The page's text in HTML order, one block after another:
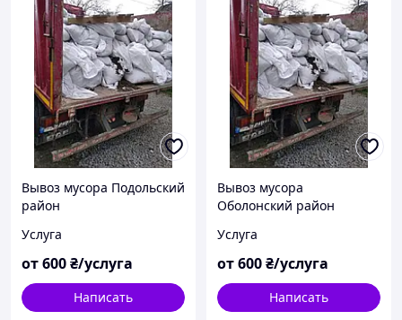
Вывоз мусора Подольский
район
Услуга
от600₴/услуга
Написать
Вывоз мусора
Оболонский район
Услуга
от600₴/услуга
Написать